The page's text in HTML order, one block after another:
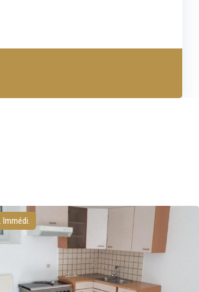
Immédi.